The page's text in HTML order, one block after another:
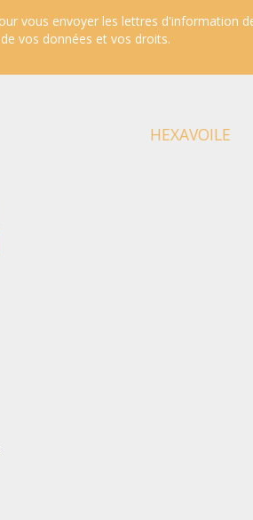
vous envoyer les lettres d'information
vos données et vos droits.
HEXAVOILE